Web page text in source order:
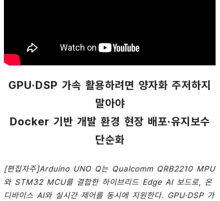
GPU·DSP 가속 활용하려면 양자화 주저하지
말아야
Docker 기반 개발 환경 현장 배포·유지보수
단순화
[편집자주]Arduino UNO Q는 Qualcomm QRB2210 MPU
와 STM32 MCU를 결합한 하이브리드 Edge AI 보드로, 온
디바이스 AI와 실시간 제어를 동시에 지원한다. GPU·DSP 가